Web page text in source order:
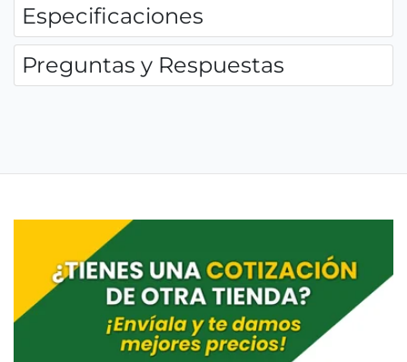
Especificaciones
Preguntas y Respuestas